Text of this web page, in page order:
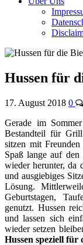
Hussen für
17. August 2018 0
Gerade im
Bestandteil für
sitzen mit
Spaß lange auf
wieder herunter, da
und ausgiebiges
Lösung.
Geburtstagen,
genutzt. Hussen
und lassen sich
wieder setzen
Hussen speziell